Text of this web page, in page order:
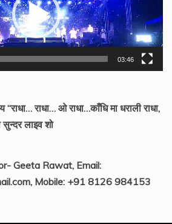
03:46
राधा… ओ राधा…काँधि मा धराली राधा,
सुन्दर लाइव शो
Geeta Rawat, Email:
Mobile: +91 8126 984153